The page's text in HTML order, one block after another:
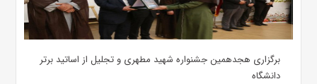
برگزاری هجدهمین جشنواره شهید مطهری و تجلیل از اساتید برتر
دانشگاه